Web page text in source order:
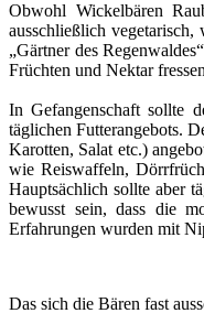
Obwohl Wickelbären
ausschließlich
„Gärtner des
Früchten und Nektar
In Gefangenschaft sollte
täglichen Futterangebots.
Karotten, Salat etc.)
wie Reiswaffeln,
Hauptsächlich sollte aber
bewusst sein, dass die
Erfahrungen wurden mit
Das sich die Bären fast